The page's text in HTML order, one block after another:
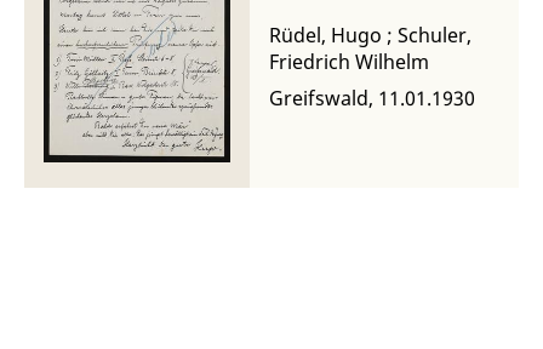
Rüdel, Hugo ; Schuler,
Friedrich Wilhelm
Greifswald, 11.01.1930